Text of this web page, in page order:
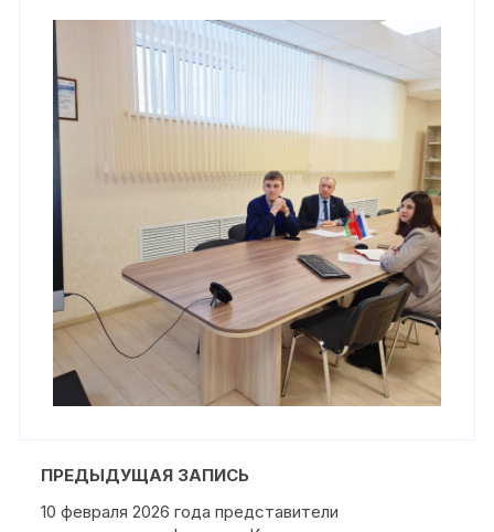
ПРЕДЫДУЩАЯ ЗАПИСЬ
10 февраля 2026 года представители